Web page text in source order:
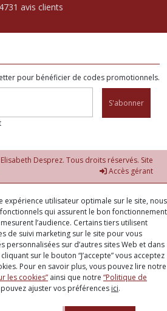
4731 avis clients
pour bénéficier de codes promotionnels.
S'abonner
Desprez. Tous droits réservés. Site
Accès gérant
expérience utilisateur optimale sur le site, nous
qui assurent le bon fonctionnement
l’audience. Certains tiers utilisent
de suivi marketing sur le site pour vous
personnalisées sur d’autres sites Web et dans
sur le bouton “J’accepte” vous acceptez
Pour en savoir plus, vous pouvez lire notre
les cookies” ainsi que notre “Politique de
pouvez ajuster vos préférences ici.